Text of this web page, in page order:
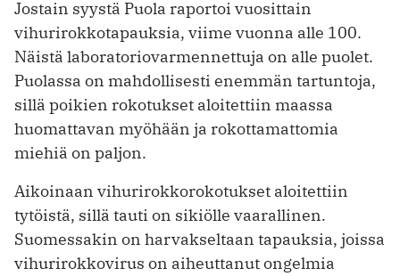
Jostain syystä Puola raportoi vuosittain
vihurirokkotapauksia, viime vuonna alle 100.
Näistä laboratoriovarmennettuja on alle puolet.
Puolassa on mahdollisesti enemmän tartuntoja,
sillä poikien rokotukset aloitettiin maassa
huomattavan myöhään ja rokottamattomia
miehiä on paljon.
Aikoinaan vihurirokkorokotukset aloitettiin
tytöistä, sillä tauti on sikiölle vaarallinen.
Suomessakin on harvakseltaan tapauksia, joissa
vihurirokkovirus on aiheuttanut ongelmia